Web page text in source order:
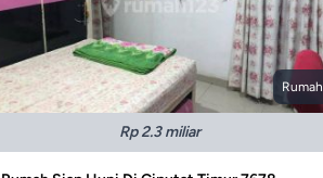
Rumah
Rp 2.3 miliar